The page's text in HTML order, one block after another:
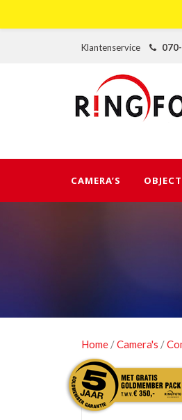
Klantenservice
CAMERA’S
Home /Camera's /